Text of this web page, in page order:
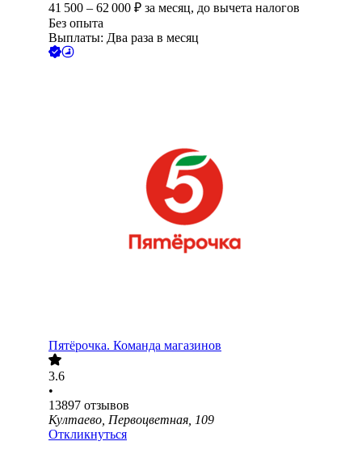
41 500 – 62 000 ₽ за месяц, до вычета налогов
Без опыта
Выплаты: Два раза в месяц
Пятёрочка. Команда магазинов
3.6
•
13897 отзывов
Култаево, Первоцветная, 109
Откликнуться